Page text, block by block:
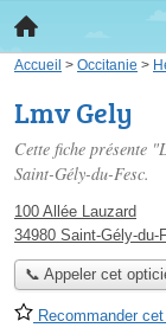
Accueil > Occitanie >
Lmv Gely
Cette fiche présente
Saint-Gély-du-Fesc.
100 Allée Lauzard
34980 Saint-Gély-du-
📞 Appeler cet
Recommander